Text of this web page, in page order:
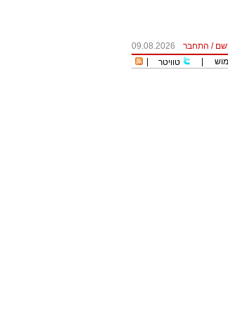
/ התחבר
09.08.2026
טוויטר